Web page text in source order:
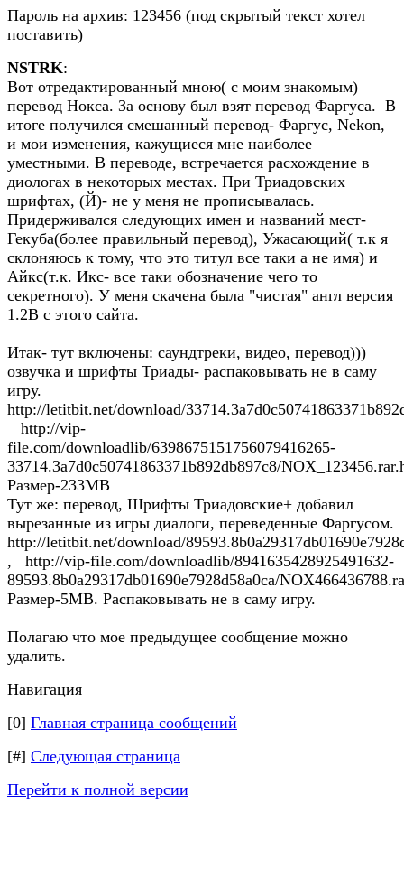
Пароль на архив: 123456 (под скрытый текст хотел
поставить)
NSTRK:
Вот отредактированный мною( с моим знакомым)
перевод Нокса. За основу был взят перевод Фаргуса. В
итоге получился смешанный перевод- Фаргус, Nekon,
и мои изменения, кажущиеся мне наиболее
уместными. В переводе, встречается расхождение в
диологах в некоторых местах. При Триадовских
шрифтах, (Й)- не у меня не прописывалась.
Придерживался следующих имен и названий мест-
Гекуба(более правильный перевод), Ужасающий( т.к я
склоняюсь к тому, что это титул все таки а не имя) и
Айкс(т.к. Икс- все таки обозначение чего то
секретного). У меня скачена была "чистая" англ версия
1.2В с этого сайта.
Итак- тут включены: саундтреки, видео, перевод)))
озвучка и шрифты Триады- распаковывать не в саму
игру.
http://letitbit.net/download/
http://vip-
file.com/downloadlib/6398675151756079416265-
33714.3a7d0c50741863371b892db897c8/
Размер-233МВ
Тут же: перевод, Шрифты Триадовские+ добавил
вырезанные из игры диалоги, переведенные Фаргусом.
http://letitbit.net/download/
, http://vip-file.com/downloadlib/8941635428925491632-
89593.8b0a29317db01690e7928d58a0ca/
Размер-5МВ. Распаковывать не в саму игру.
Полагаю что мое предыдущее сообщение можно
удалить.
Навигация
[0] Главная страница сообщений
[#] Следующая страница
Перейти к полной версии